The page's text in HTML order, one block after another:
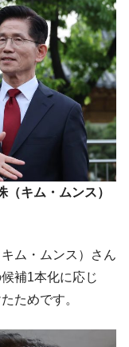
ばずに終わりそう
山以前に最高位
次いで多く打っ
稼いだ金額とは？
キム・ムンス）
ム・ムンス）さん
補1本化に応じ
ためです。